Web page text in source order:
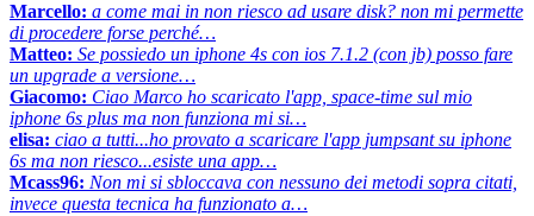
Marcello: a come mai in non riesco ad usare disk? non mi permette
di procedere forse perché…
Matteo: Se possiedo un iphone 4s con ios 7.1.2 (con jb) posso fare
un upgrade a versione…
Giacomo: Ciao Marco ho scaricato l'app, space-time sul mio
iphone 6s plus ma non funziona mi si…
elisa: ciao a tutti...ho provato a scaricare l'app jumpsant su iphone
6s ma non riesco...esiste una app…
Mcass96: Non mi si sbloccava con nessuno dei metodi sopra citati,
invece questa tecnica ha funzionato a…